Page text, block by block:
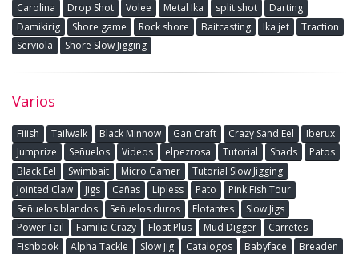
Carolina
Drop Shot Volee Metal Ika split shot
Darting
Damikirig
Shore game Rock shore Baitcasting Ika jet
Traction
Serviola
Shore Slow Jigging
Varios
Fiiish Tailwalk Black Minnow Gan Craft Crazy Sand Eel
Iberux
Jumprize
Señuelos Videos elpezrosa Tutorial Shads
Patos
Black Eel
Swimbait Micro Gamer
Tutorial Slow Jigging
Jointed Claw
Jigs Cañas Lipless Pato
Pink Fish Tour
Señuelos blandos
Señuelos duros Flotantes
Slow Jigs
Power Tail
Familia Crazy Float Plus Mud Digger
Carretes
Fishbook
Alpha Tackle Slow Jig Catalogos Babyface
Breaden